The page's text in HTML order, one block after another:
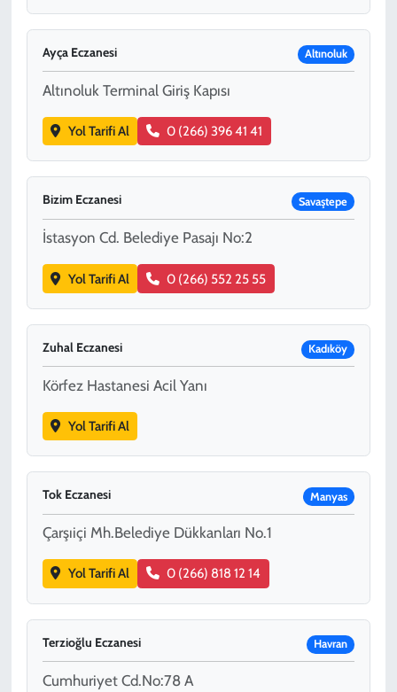
Ayça Eczanesi Altınoluk
Altınoluk Terminal Giriş Kapısı
Yol Tarifi Al 0 (266) 396 41 41
Bizim Eczanesi Savaştepe
İstasyon Cd. Belediye Pasajı No:2
Yol Tarifi Al 0 (266) 552 25 55
Zuhal Eczanesi Kadıköy
Körfez Hastanesi Acil Yanı
Yol Tarifi Al
Tok Eczanesi Manyas
Çarşıiçi Mh.Belediye Dükkanları No.1
Yol Tarifi Al 0 (266) 818 12 14
Terzioğlu Eczanesi Havran
Cumhuriyet Cd.No:78 A